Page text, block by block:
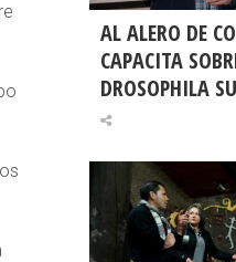
AL ALERO DE
CAPACITA
DROSOPHILA